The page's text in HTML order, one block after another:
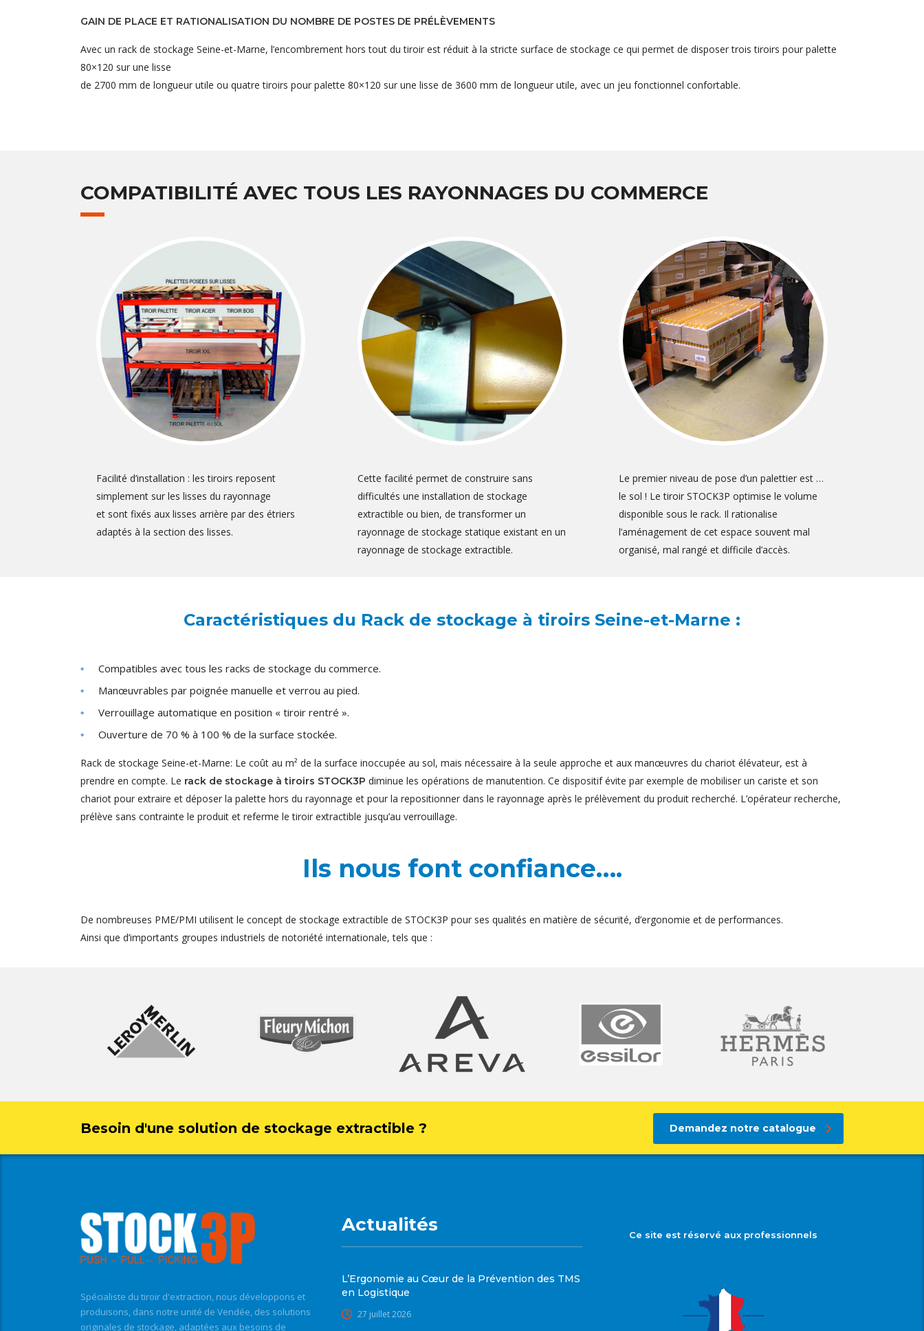
GAIN DE PLACE ET RATIONALISATION DU NOMBRE DE POSTES DE PRÉLÈVEMENTS
Avec un rack de stockage Seine-et-Marne, l’encombrement hors tout du tiroir est réduit à la stricte surface de stockage ce qui permet de disposer trois tiroirs pour palette
80×120 sur une lisse
de 2700 mm de longueur utile ou quatre tiroirs pour palette 80×120 sur une lisse de 3600 mm de longueur utile, avec un jeu fonctionnel confortable.
COMPATIBILITÉ AVEC TOUS LES RAYONNAGES DU COMMERCE
Facilité d’installation : les tiroirs reposent
simplement sur les lisses du rayonnage
et sont fixés aux lisses arrière par des étriers
adaptés à la section des lisses.
Cette facilité permet de construire sans
difficultés une installation de stockage
extractible ou bien, de transformer un
rayonnage de stockage statique existant en un
rayonnage de stockage extractible.
Le premier niveau de pose d’un palettier est …
le sol ! Le tiroir STOCK3P optimise le volume
disponible sous le rack. Il rationalise
l’aménagement de cet espace souvent mal
organisé, mal rangé et difficile d’accès.
Caractéristiques du Rack de stockage à tiroirs Seine-et-Marne :
Compatibles avec tous les racks de stockage du commerce.
Manœuvrables par poignée manuelle et verrou au pied.
Verrouillage automatique en position « tiroir rentré ».
Ouverture de 70 % à 100 % de la surface stockée.
Rack de stockage Seine-et-Marne: Le coût au m² de la surface inoccupée au sol, mais nécessaire à la seule approche et aux manœuvres du chariot élévateur, est à
prendre en compte. Le rack de stockage à tiroirs STOCK3P diminue les opérations de manutention. Ce dispositif évite par exemple de mobiliser un cariste et son
chariot pour extraire et déposer la palette hors du rayonnage et pour la repositionner dans le rayonnage après le prélèvement du produit recherché. L’opérateur recherche,
prélève sans contrainte le produit et referme le tiroir extractible jusqu’au verrouillage.
Ils nous font confiance….
De nombreuses PME/PMI utilisent le concept de stockage extractible de STOCK3P pour ses qualités en matière de sécurité, d’ergonomie et de performances.
Ainsi que d’importants groupes industriels de notoriété internationale, tels que :
Besoin d'une solution de stockage extractible ? Demandez notre catalogue
Spécialiste du tiroir d'extraction, nous développons et
produisons, dans notre unité de Vendée, des solutions
originales de stockage, adaptées aux besoins de
Actualités
L’Ergonomie au Cœur de la Prévention des TMS
en Logistique
27 juillet 2026
Ce site est réservé aux professionnels